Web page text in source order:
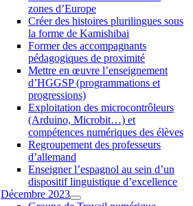
zones d’Europe
Créer des histoires plurilingues sous
la forme de Kamishibai
Former des accompagnants
pédagogiques de proximité
Mettre en œuvre l’enseignement
d’HGGSP (programmations et
progressions)
Exploitation des microcontrôleurs
(Arduino, Microbit…) et
compétences numériques des élèves
Regroupement des professeurs
d’allemand
Enseigner l’espagnol au sein d’un
dispositif linguistique d’excellence
Décembre 2023